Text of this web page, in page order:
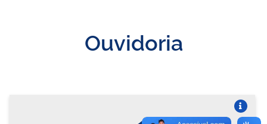
Ouvidoria
Vire o card